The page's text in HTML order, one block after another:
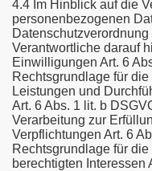
4.4 Im Hinblick auf die
personenbezogenen
Verantwortliche darauf
Einwilligungen Art. 6
Rechtsgrundlage für
Leistungen und
Art. 6 Abs. 1 lit. b
Verarbeitung zur
Verpflichtungen Art. 6
Rechtsgrundlage für
berechtigten Interessen